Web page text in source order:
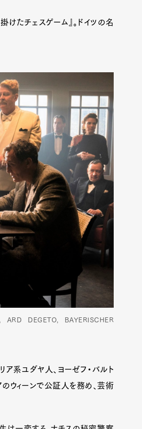
たチェスゲーム』。ドイツの名
DEGETO, BAYERISCHER
ア系ユダヤ人、ヨーゼフ・バルト
のウィーンで公証人を務め、芸術